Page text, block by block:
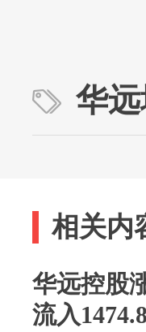
华
相关内
华远控股
流入